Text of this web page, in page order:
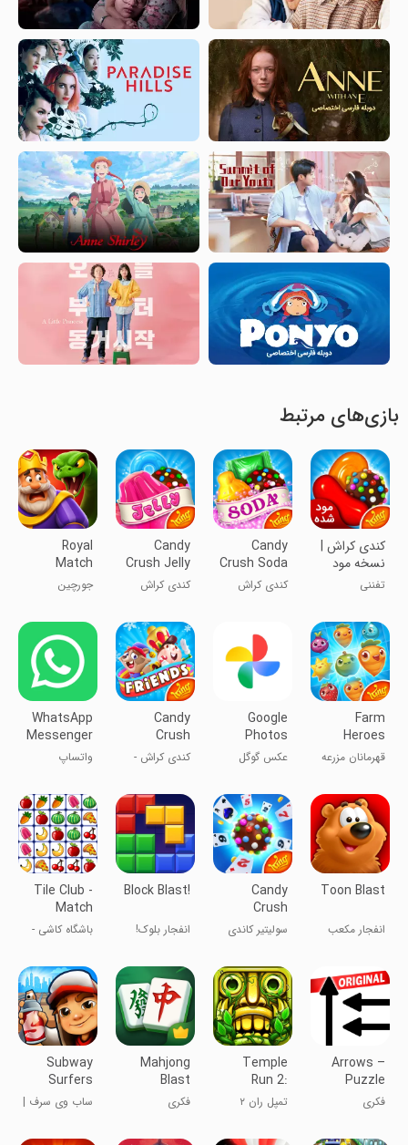
بازی‌های مرتبط
کندی کراش |
نسخه مود
شده
تفننی
Candy
Crush Soda
Saga
کندی کراش
Candy
Crush Jelly
Saga
کندی کراش
Royal
Match
جورچین
Farm
Heroes
Saga
قهرمانان مزرعه
Google
Photos
عکس گوگل
Candy
Crush
Friends
Saga
کندی کراش -
WhatsApp
Messenger
واتساپ
Toon Blast
انفجار مکعب
Candy
Crush
Solitaire
سولیتیر کاندی
Block Blast!
انفجار بلوک!
Tile Club -
Match
Puzzle
باشگاه کاشی -
Arrows –
Puzzle
Escape
فکری
Temple
Run 2:
Endless
Escape
تمپل ران ۲
Mahjong
Blast
فکری
Subway
Surfers
ساب وی سرف |